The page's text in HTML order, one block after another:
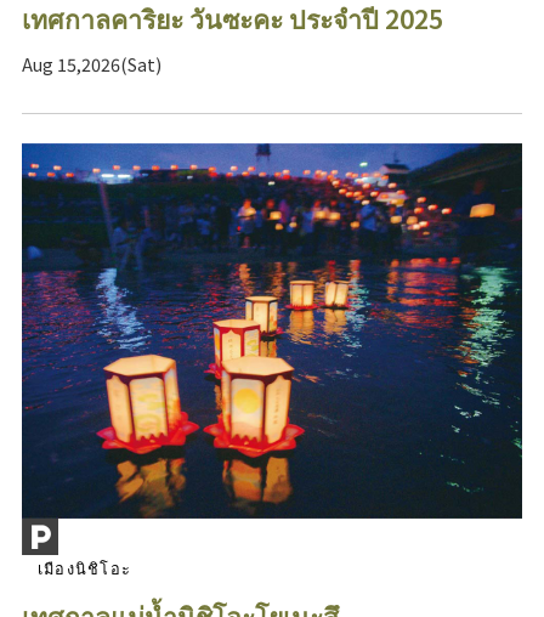
เทศกาลคาริยะ วันซะคะ ประจำปี 2025
Aug 15,2026(Sat)
เมืองนิชิโอะ